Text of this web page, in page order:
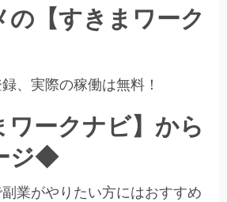
【すきまワーク
、実際の稼働は無料！
ークナビ】から
ジ◆
業がやりたい方にはおすすめ